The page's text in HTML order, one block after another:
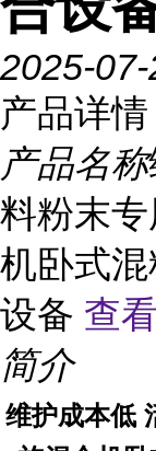
2025-
产品详情
产品名称
料粉末
机卧式
设备 查
简介
维护成本低